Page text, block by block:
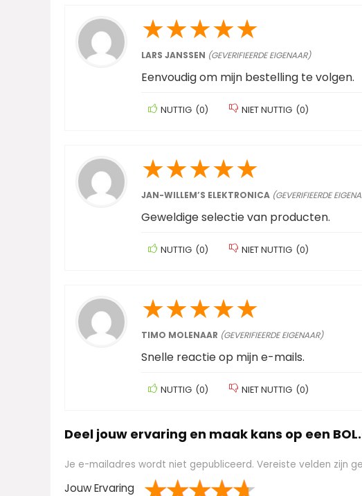
★★★★★
LARS JANSSEN (GEVERIFIEERDE EIGENAAR)
Eenvoudig om mijn bestelling te volgen.
NUTTIG (0) NIET NUTTIG (0)
★★★★★
JAN-WILLEM’S ELEKTRONICA (GEVERIFIEERDE
Geweldige selectie van producten.
NUTTIG (0) NIET NUTTIG (0)
★★★★★
TIMO MOLENAAR (GEVERIFIEERDE EIGENAAR)
Snelle reactie op mijn e-mails.
NUTTIG (0) NIET NUTTIG (0)
Deel jouw ervaring en maak kans op een
Je e-mailadres wordt niet gepubliceerd. Vereiste velden zijn
Jouw Ervaring